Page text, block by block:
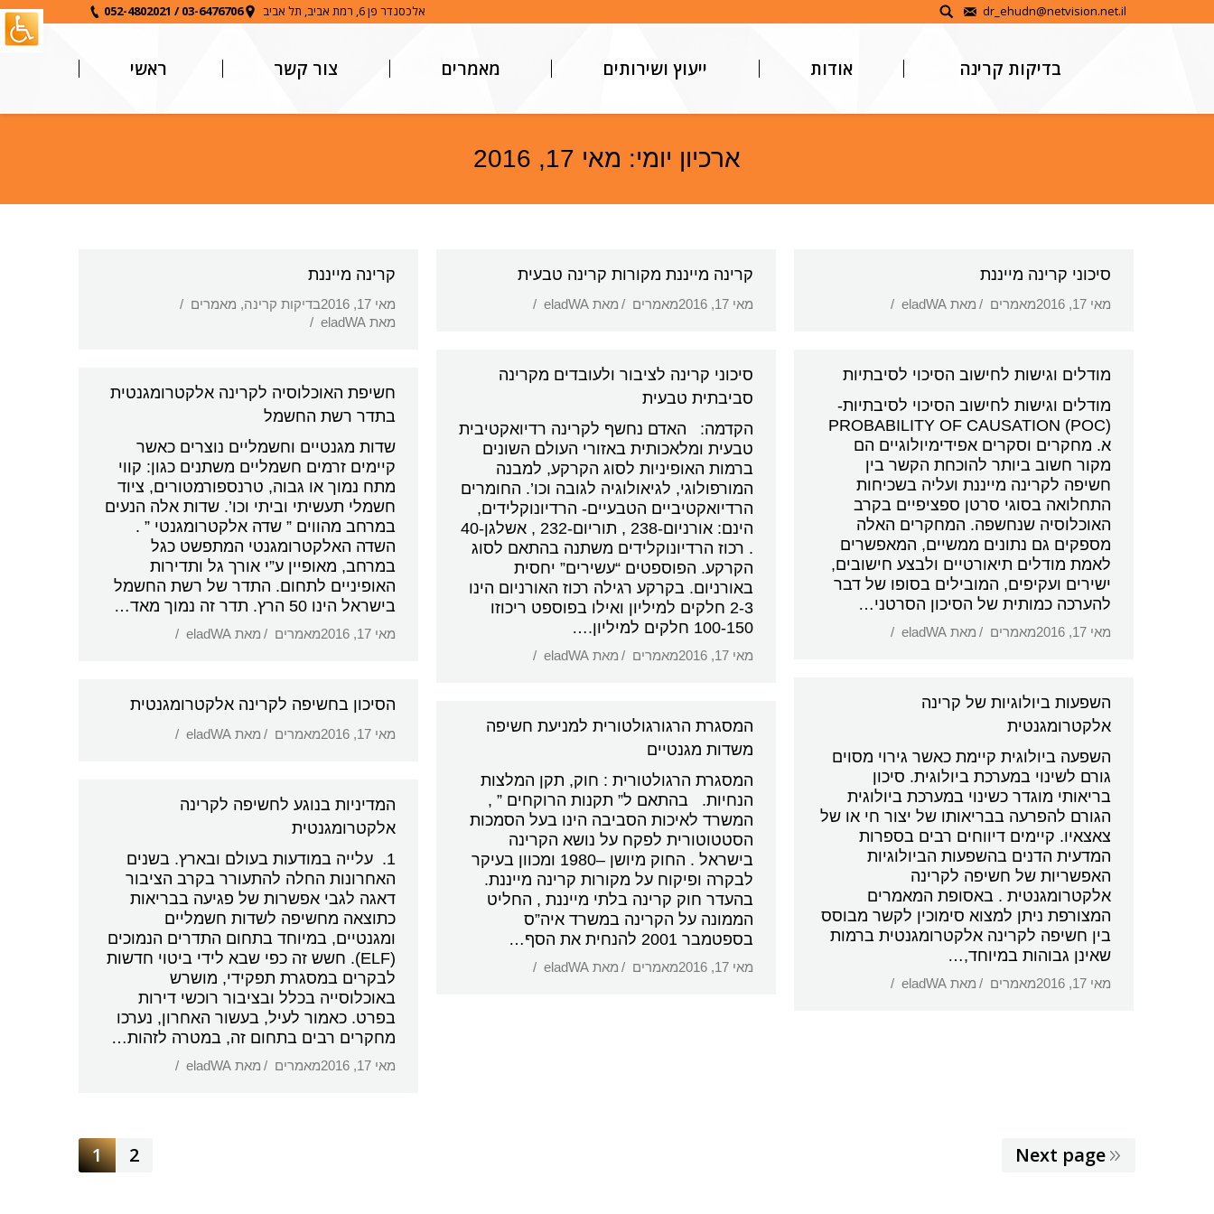
dr_ehudn@netvision.net.il אלכסנדר פן 6, רמת אביב, תל אביב 03-6476706
/
052-4802021
בדיקות קרינה אודות ייעוץ ושירותים מאמרים צור קשר ראשי
ארכיון יומי: מאי 17, 2016
קרינה מייננת
מאי 17, 2016 בדיקות קרינה, מאמרים
מאת eladWA
קרינה מייננת מקורות קרינה טבעית
מאי 17, 2016 מאמרים מאת eladWA
סיכוני קרינה מייננת
מאי 17, 2016 מאמרים מאת eladWA
סיכוני קרינה לציבור ולעובדים מקרינה
סביבתית טבעית
הקדמה: האדם נחשף לקרינה רדיואקטיבית
טבעית ומלאכותית באזורי העולם השונים
ברמות האופיניות לסוג הקרקע, למבנה
המורפולוגי, לגיאולוגיה לגובה וכו’. החומרים
הרדיואקטיביים הטבעיים- הרדיונוקלידים,
הינם: אורניום-238 , תוריום-232 , אשלגן-40
. רכוז הרדיונוקלידים משתנה בהתאם לסוג
הקרקע. הפוספטים “עשירים” יחסית
באורניום. בקרקע רגילה רכוז האורניום הינו
2-3 חלקים למיליון ואילו בפוספט ריכוזו
100-150 חלקים למיליון.…
מאי 17, 2016 מאמרים מאת eladWA
מודלים וגישות לחישוב הסיכוי לסיבתיות
מודלים וגישות לחישוב הסיכוי לסיבתיות-
א. מחקרים וסקרים אפידימיולוגיים הם
מקור חשוב ביותר להוכחת הקשר בין
חשיפה לקרינה מייננת ועליה בשכיחות
התחלואה בסוגי סרטן ספציפיים בקרב
האוכלוסיה שנחשפה. המחקרים האלה
מספקים גם נתונים ממשיים, המאפשרים
לאמת מודלים תיאורטיים ולבצע חישובים,
ישירים ועקיפים, המובילים בסופו של דבר
להערכה כמותית של הסיכון הסרטני…
מאי 17, 2016 מאמרים מאת eladWA
חשיפת האוכלוסיה לקרינה אלקטרומגנטית
בתדר רשת החשמל
שדות מגנטיים וחשמליים נוצרים כאשר
קיימים זרמים חשמליים משתנים כגון: קווי
מתח נמוך או גבוה, טרנספורמטורים, ציוד
חשמלי תעשיתי וביתי וכו’. שדות אלה הנעים
במרחב מהווים ” שדה אלקטרומגנטי ” .
השדה האלקטרומגנטי המתפשט כגל
במרחב, מאופיין ע”י אורך גל ותדירות
האופיניים לתחום. התדר של רשת החשמל
בישראל הינו 50 הרץ. תדר זה נמוך מאד…
מאי 17, 2016 מאמרים מאת eladWA
השפעות ביולוגיות של קרינה
אלקטרומגנטית
השפעה ביולוגית קיימת כאשר גירוי מסוים
גורם לשינוי במערכת ביולוגית. סיכון
בריאותי מוגדר כשינוי במערכת ביולוגית
הגורם להפרעה בבריאותו של יצור חי או של
צאצאיו. קיימים דיווחים רבים בספרות
המדעית הדנים בהשפעות הביולוגיות
האפשריות של חשיפה לקרינה
אלקטרומגנטית . באסופת המאמרים
המצורפת ניתן למצוא סימוכין לקשר מבוסס
בין חשיפה לקרינה אלקטרומגנטית ברמות
שאינן גבוהות במיוחד,…
מאי 17, 2016 מאמרים מאת eladWA
הסיכון בחשיפה לקרינה אלקטרומגנטית
מאי 17, 2016 מאמרים מאת eladWA
המסגרת הרגורגולטורית למניעת חשיפה
משדות מגנטיים
המסגרת הרגולטורית : חוק, תקן המלצות
הנחיות. בהתאם ל” תקנות הרוקחים ” ,
המשרד לאיכות הסביבה הינו בעל הסמכות
הסטטוטורית לפקח על נושא הקרינה
בישראל . החוק מיושן –1980 ומכוון בעיקר
לבקרה ופיקוח על מקורות קרינה מייננת.
בהעדר חוק קרינה בלתי מייננת , החליט
הממונה על הקרינה במשרד איה”ס
בספטמבר 2001 להנחית את הסף…
מאי 17, 2016 מאמרים מאת eladWA
המדיניות בנוגע לחשיפה לקרינה
אלקטרומגנטית
1. עלייה במודעות בעולם ובארץ. בשנים
האחרונות החלה להתעורר בקרב הציבור
דאגה לגבי אפשרות של פגיעה בבריאות
כתוצאה מחשיפה לשדות חשמליים
ומגנטיים, במיוחד בתחום התדרים הנמוכים
(ELF). חשש זה כפי שבא לידי ביטוי חדשות
לבקרים במסגרת תפקידי, מושרש
באוכלוסייה בכלל ובציבור רוכשי דירות
בפרט. כאמור לעיל, בעשור האחרון, נערכו
מחקרים רבים בתחום זה, במטרה לזהות…
מאי 17, 2016 מאמרים מאת eladWA
1 2 Next page